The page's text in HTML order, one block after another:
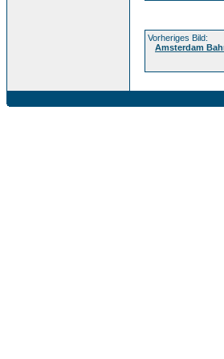
Vorheriges Bild:
Amsterdam